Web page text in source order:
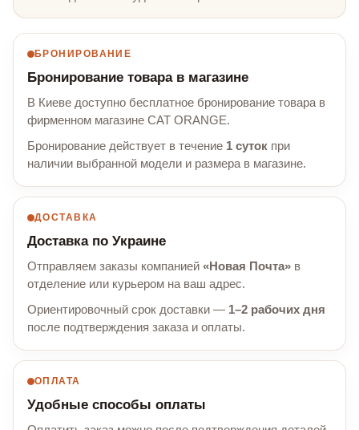
БРОНИРОВАНИЕ
Бронирование товара в магазине
В Киеве доступно бесплатное бронирование товара в
фирменном магазине CAT ORANGE.
Бронирование действует в течение 1 суток при
наличии выбранной модели и размера в магазине.
ДОСТАВКА
Доставка по Украине
Отправляем заказы компанией «Новая Почта» в
отделение или курьером на ваш адрес.
Ориентировочный срок доставки — 1–2 рабочих дня
после подтверждения заказа и оплаты.
ОПЛАТА
Удобные способы оплаты